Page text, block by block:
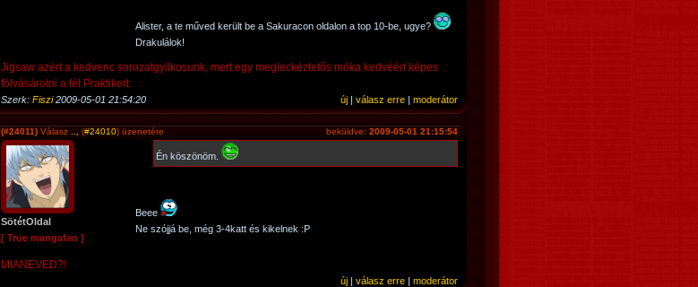
Alister, a te műved került be a Sakuracon oldalon a top 10-be, ugye?
Drakulálok!
Jigsaw azért a kedvenc sorozatgyilkosunk, mert egy megleckéztetős móka kedvéért képes
fölvásárolni a fél Praktikert.
új | válasz erre | moderátor
Szerk: Fiszi2009-05-01 21:54:20
beküldve: 2009-05-01 21:15:54
(#24011) Válasz (#24010) üzenetére
SötétOldal
[ True mangafan ]
Én köszönöm.
Beee
Ne szójjá be, még 3-4katt és kikelnek :P
MIANEVED?!
új | válasz erre | moderátor